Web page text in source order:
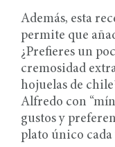
Además, esta
permite que
¿Prefieres un
cremosidad
hojuelas de
Alfredo con
gustos y
plato único cada